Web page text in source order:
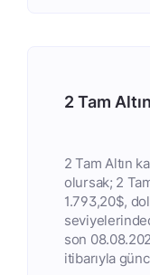
2 Tam
2 Tam Altın
olursak; 2
1.793,20$,
son
itibarıyla